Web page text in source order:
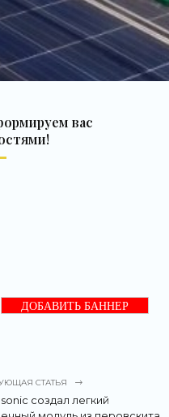
вас
ДОБАВИТЬ БАННЕР
СТАТЬЯ
создал легкий